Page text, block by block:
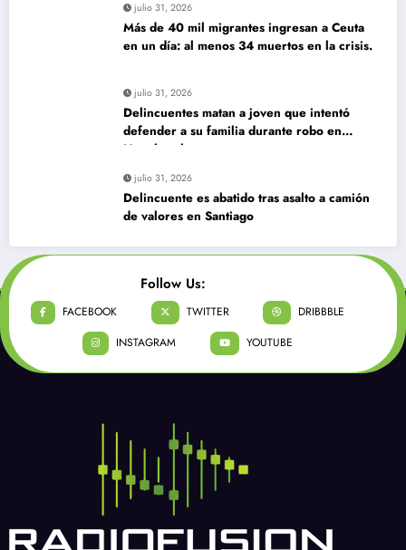
julio 31, 2026
Más de 40 mil migrantes ingresan a Ceuta
en un día: al menos 34 muertos en la crisis.
julio 31, 2026
Delincuentes matan a joven que intentó
defender a su familia durante robo en
Huechuraba
julio 31, 2026
Delincuente es abatido tras asalto a camión
de valores en Santiago
Follow Us:
FACEBOOK TWITTER
DRIBBBLE
INSTAGRAM
YOUTUBE